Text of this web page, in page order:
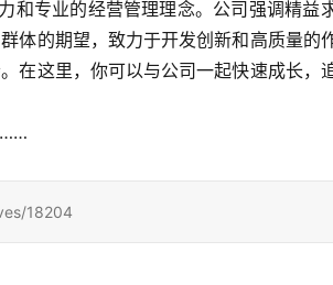
和专业的经营管理理念。公司强调精益
体的期望，致力于开发创新和高质量的作
在这里，你可以与公司一起快速成长，
……
18204